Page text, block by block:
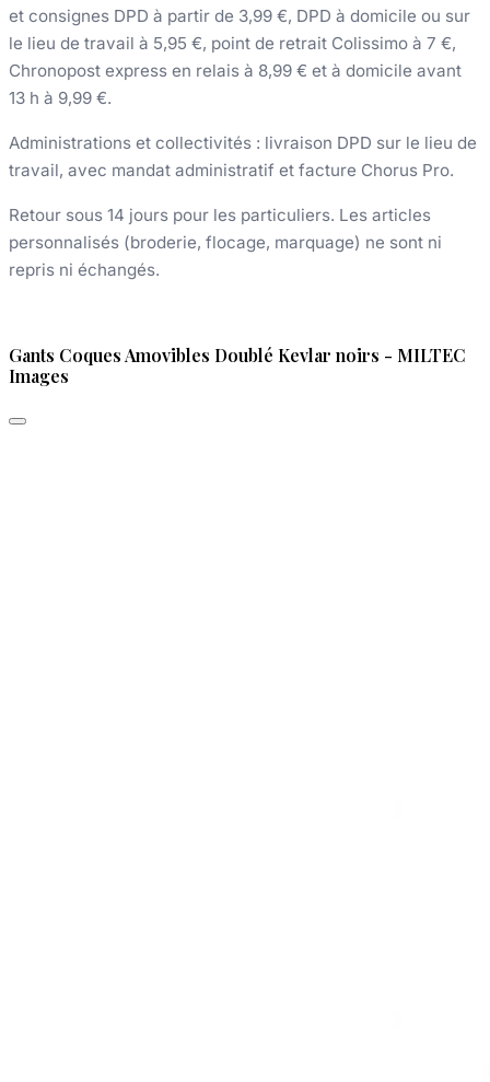
et consignes DPD à partir de 3,99 €, DPD à domicile ou sur
le lieu de travail à 5,95 €, point de retrait Colissimo à 7 €,
Chronopost express en relais à 8,99 € et à domicile avant
13 h à 9,99 €.
Administrations et collectivités : livraison DPD sur le lieu de
travail, avec mandat administratif et facture Chorus Pro.
Retour sous 14 jours pour les particuliers. Les articles
personnalisés (broderie, flocage, marquage) ne sont ni
repris ni échangés.
Gants Coques Amovibles Doublé Kevlar noirs - MILTEC
Images